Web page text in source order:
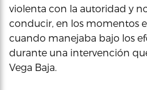
violenta con la autoridad y
conducir, en los momentos
cuando manejaba bajo los
durante una intervención
Vega Baja.